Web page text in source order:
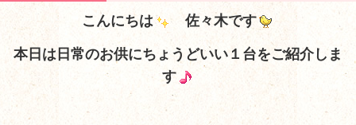
こんにちは 佐々木です
本日は日常のお供にちょうどいい１台をご紹介しま
す